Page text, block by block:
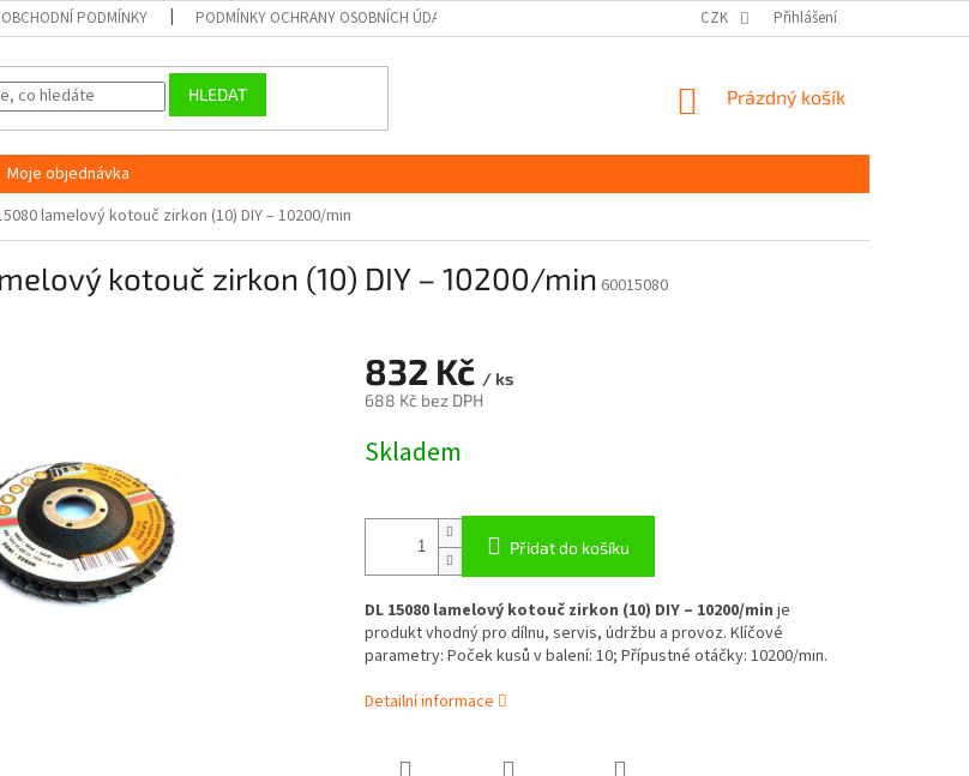
OBCHODNÍ PODMÍNKY PODMÍNKY OCHRANY OSOBNÍCH ÚDAJŮ GDPR CZK Přihlášení
HLEDAT
NÁKUPNÍ
Prázdný košík
Moje objednávka
lamelový kotouč zirkon (10) DIY – 10200/min
kotouč zirkon (10) DIY – 10200/min 60015080
832 Kč / ks
688 Kč bez DPH
cena:
Skladem
Přidat do košíku
DL 15080 lamelový kotouč zirkon (10) DIY – 10200/min je
produkt vhodný pro dílnu, servis, údržbu a provoz. Klíčové
parametry: Poček kusů v balení: 10; Přípustné otáčky: 10200/min.
Detailní informace